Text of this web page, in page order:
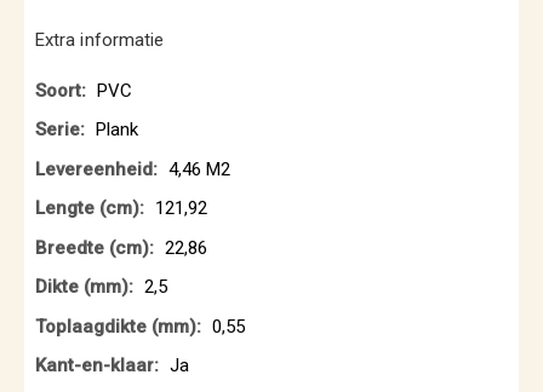
Extra informatie
Extra
informatie
PVC
Plank
4,46 M2
121,92
22,86
2,5
0,55
Ja